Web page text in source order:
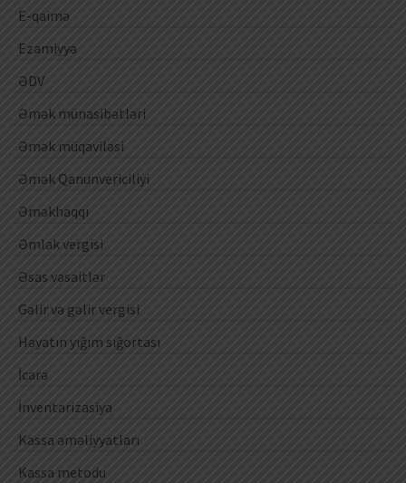
E-qaimə
Ezamiyyə
ƏDV
Əmək münasibətləri
Əmək müqaviləsi
Əmək Qanunvericiliyi
Əməkhaqqı
Əmlak vergisi
Əsas vəsaitlər
Gəlir və gəlir vergisi
Həyatın yığım sığortası
İcarə
İnventarizasiya
Kassa əməliyyatları
Kassa metodu